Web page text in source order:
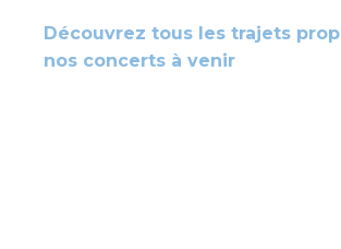
Découvrez tous les trajets
nos concerts à venir